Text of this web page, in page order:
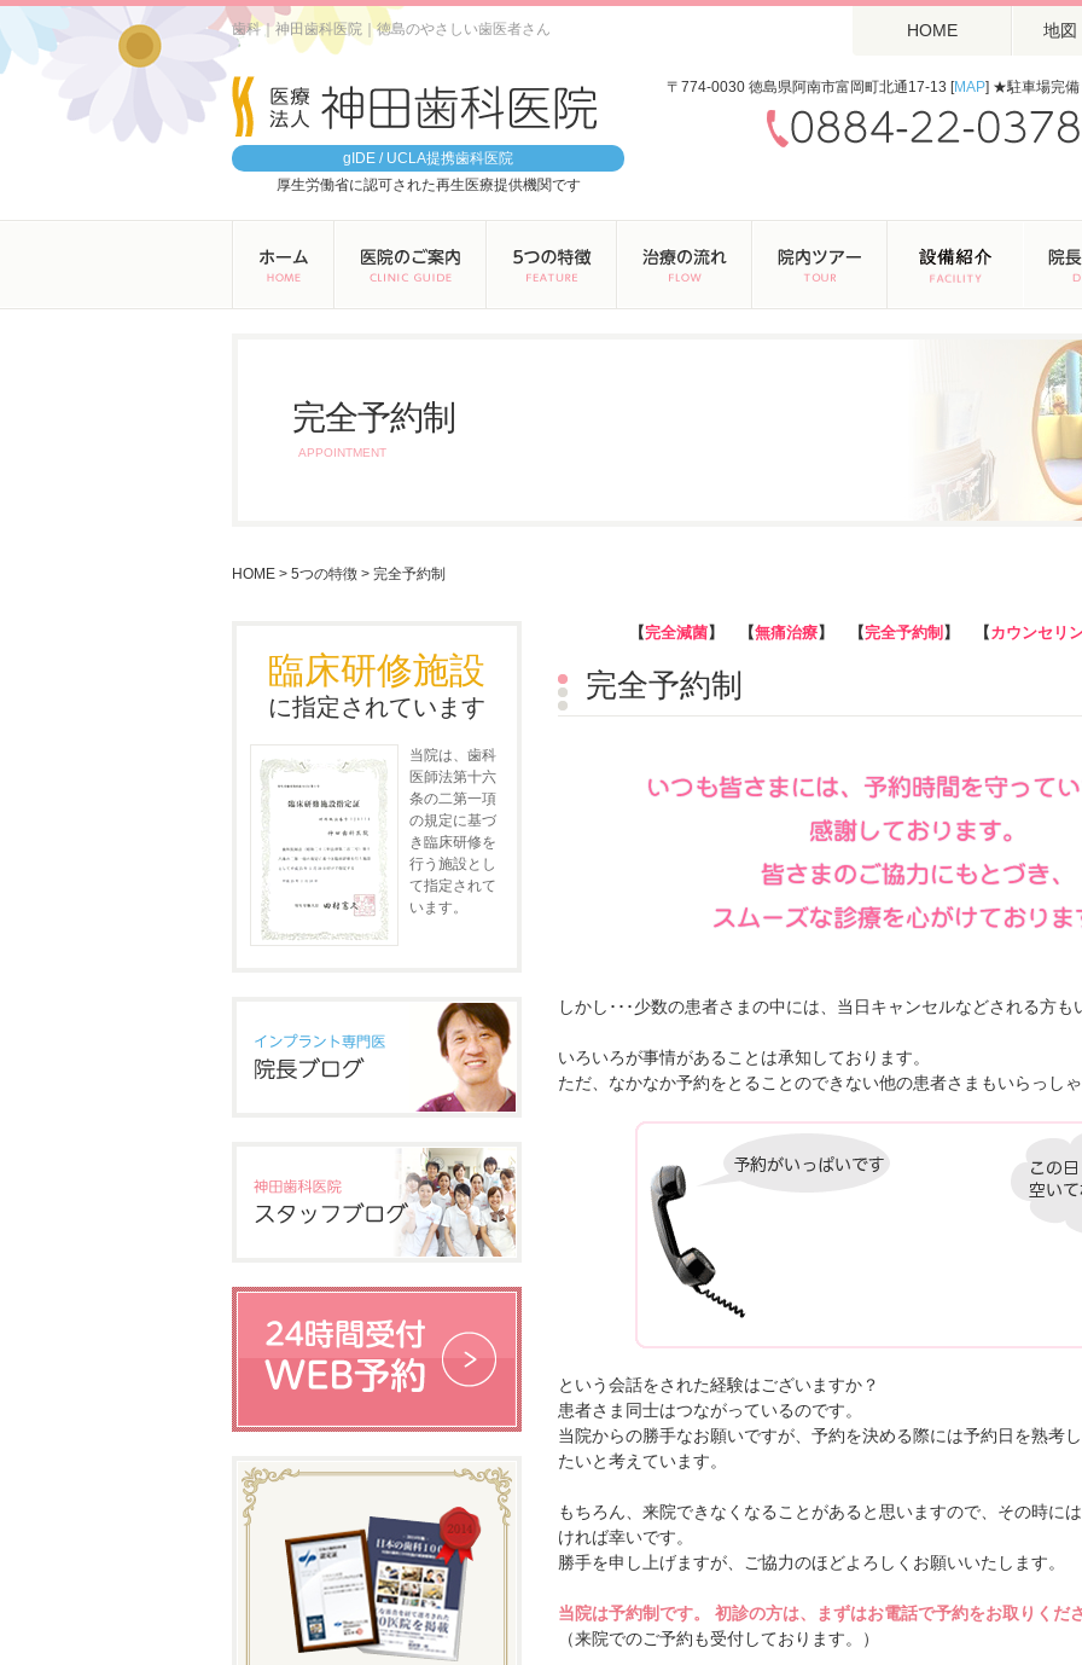
歯科｜神田歯科医院｜徳島のやさしい歯医者さん HOME 地図
gIDE / UCLA提携歯科医院
厚生労働省に認可された再生医療提供機関です
〒774-0030 徳島県阿南市富岡町北通17-13 [MAP] ★駐車場完備
完全予約制
APPOINTMENT
HOME > 5つの特徴 > 完全予約制
【完全減菌】 【無痛治療】 【完全予約制 】 【カウンセリ
完全予約制
しかし･･･少数の患者さまの中には、当日キャンセルなどされる方も
いろいろが事情があることは承知しております。
ただ、なかなか予約をとることのできない他の患者さまもいらっし
という会話をされた経験はございますか？
患者さま同士はつながっているのです。
当院からの勝手なお願いですが、予約を決める際には予約日を熟考
たいと考えています。
もちろん、来院できなくなることがあると思いますので、その時に
ければ幸いです。
勝手を申し上げますが、ご協力のほどよろしくお願いいたします。
当院は予約制です。 初診の方は、まずはお電話で予約をお取りくだ
（来院でのご予約も受付しております。）
臨床研修施設
に指定されています
当院は、歯科
医師法第十六
条の二第一項
の規定に基づ
き臨床研修を
行う施設とし
て指定されて
います。